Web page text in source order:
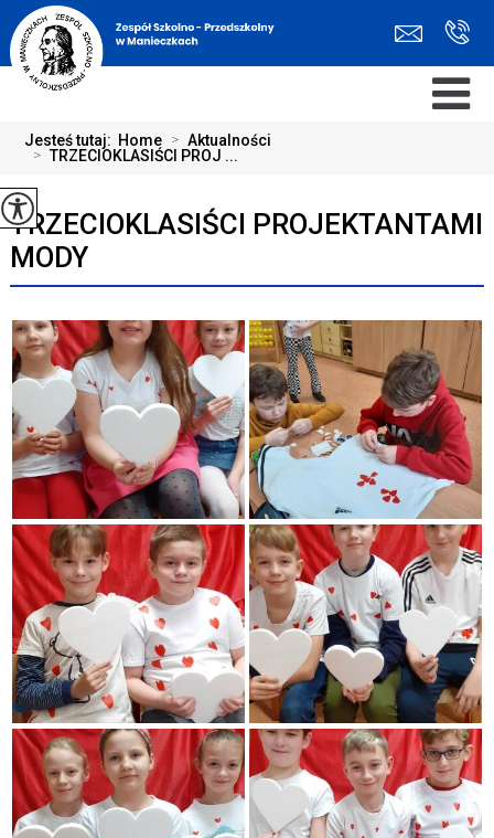
Jesteś tutaj: Home > Aktualności
> TRZECIOKLASIŚCI PROJ ...
TRZECIOKLASIŚCI PROJEKTANTAMI
MODY